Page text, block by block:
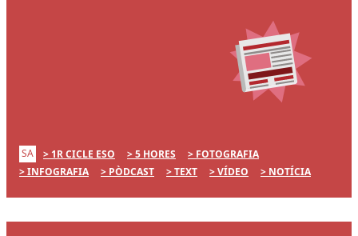
SA 1R CICLE ESO 5 HORES
FOTOGRAFIA
INFOGRAFIA
PÒDCAST TEXT VÍDEO NOTÍCIA